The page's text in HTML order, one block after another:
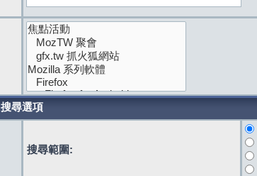
搜尋選項
搜尋範圍: